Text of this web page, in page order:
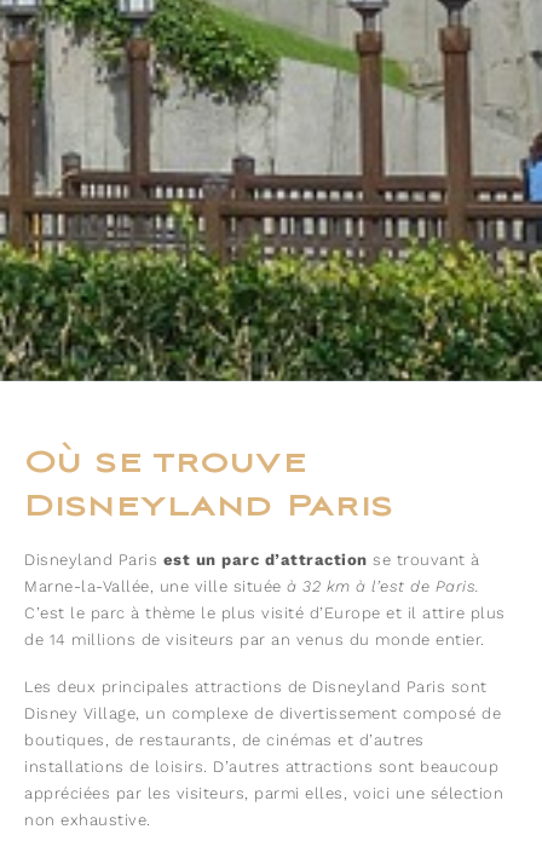
Où se trouve
Disneyland Paris
Disneyland Paris est un parc d’attraction se trouvant à
Marne-la-Vallée, une ville située à 32 km à l’est de Paris.
C’est le parc à thème le plus visité d’Europe et il attire plus
de 14 millions de visiteurs par an venus du monde entier.
Les deux principales attractions de Disneyland Paris sont
Disney Village, un complexe de divertissement composé de
boutiques, de restaurants, de cinémas et d’autres
installations de loisirs. D’autres attractions sont beaucoup
appréciées par les visiteurs, parmi elles, voici une sélection
non exhaustive.